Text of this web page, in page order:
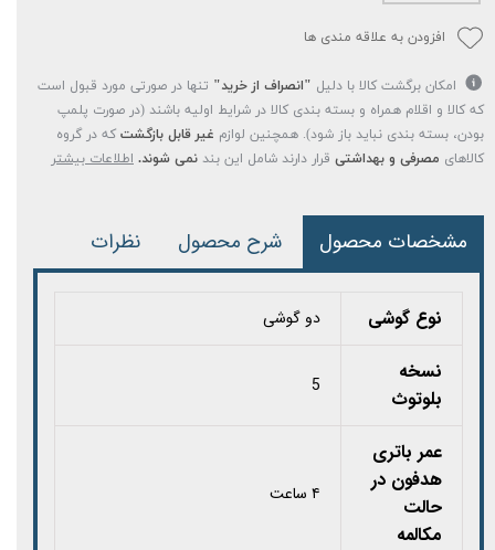
افزودن به علاقه مندی ها
امکان برگشت کالا با دلیل "انصراف از خرید" تنها در صورتی مورد قبول است
که کالا و اقلام همراه و بسته بندی کالا در شرایط اولیه باشند (در صورت پلمپ
بودن، بسته بندی نباید باز شود). همچنین لوازم غیر قابل بازگشت که در گروه
کالاهای مصرفی و بهداشتی قرار دارند شامل این بند نمی شوند. اطلاعات بیشتر
مشخصات محصول شرح محصول نظرات
نوع گوشی دو گوشی
نسخه
بلوتوث
5
عمر باتری
هدفون در
حالت
مکالمه
۴ ساعت